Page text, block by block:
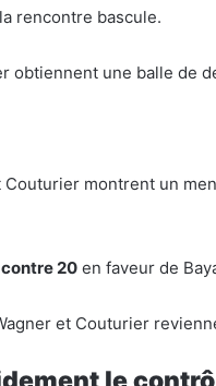
rencontre bascule.
obtiennent une balle de
Couturier montrent un
20 en faveur de
et Couturier